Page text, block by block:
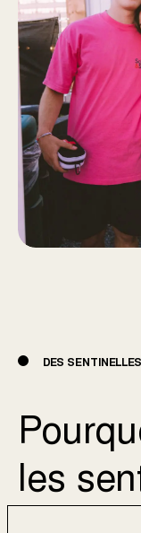
DES
les